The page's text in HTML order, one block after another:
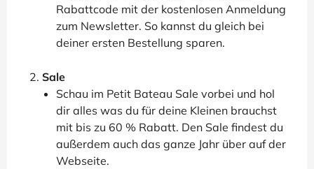
Rabattcode mit der kostenlosen Anmeldung
zum Newsletter. So kannst du gleich bei
deiner ersten Bestellung sparen.
Sale
Schau im Petit Bateau Sale vorbei und hol
dir alles was du für deine Kleinen brauchst
mit bis zu 60 % Rabatt. Den Sale findest du
außerdem auch das ganze Jahr über auf der
Webseite.